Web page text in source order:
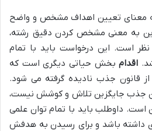
معنای تعیین اهداف مشخص و واضح
به معنی مشخص کردن دقیق رشته،
نظر است. این درخواست باید با تمام
اقدامبخش حیاتی دیگری است که
قانون جذب نادیده گرفته می شود.
جذب جایگزین تلاش و کوشش نیست،
است. داوطلب باید با تمام توان علمی
داشته باشد و برای رسیدن به هدفش